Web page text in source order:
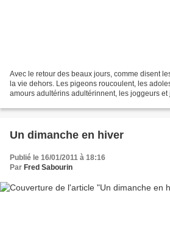
Avec le retour des beaux jours, comme disent
la vie dehors. Les pigeons roucoulent, les
amours adultérins adultérinnent, les joggeurs
Un dimanche en hiver
Publié le 16/01/2011 à 18:16
Par Fred Sabourin